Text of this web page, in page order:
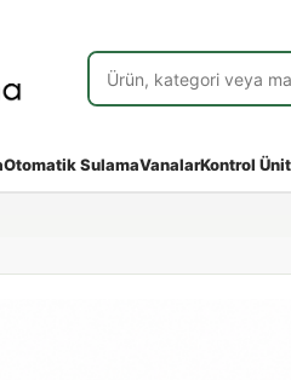
Otomatik SulamaVanalarKontrol